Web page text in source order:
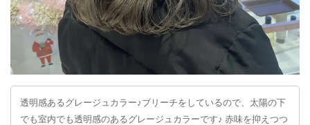
透明感あるグレージュカラー♪ブリーチをしているので、太陽の下
でも室内でも透明感のあるグレージュカラーです♪ 赤味を抑えつつ